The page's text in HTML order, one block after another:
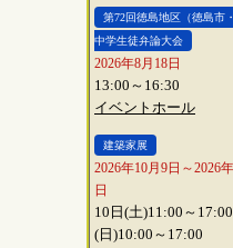
第72回徳島地区（徳島市
中学生徒弁論大会
2026年8月18日
13:00～16:30
イベントホール
建築家展
2026年10月9日～2026
日
10日(土)11:00～
(日)10:00～17:00